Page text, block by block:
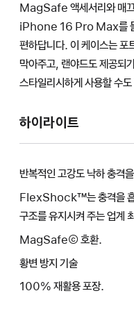
MagSafe 액세서리와 매끄
iPhone 16 Pro Max를 들
편하답니다. 이 케이스는 포
막아주고, 랜야드도 제공되
스타일리시하게 사용할 수
하이라이트
반복적인 고강도 낙하 충격
FlexShock™는 충격을 흡
구조를 유지시켜 주는 업계
MagSafe© 호환.
황변 방지 기술
100% 재활용 포장.